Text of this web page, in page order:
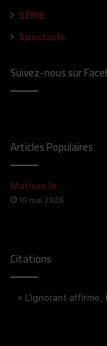
SÉRIE
Spectacle
Suivez-nous sur
Articles Populaires
Matisse le…
10 mai 2026
Citations
« L’ignorant